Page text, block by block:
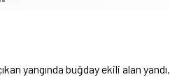
yangında buğday ekili alan yandı.